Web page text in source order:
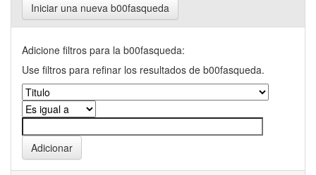
Iniciar una nueva b00fasqueda
Adicione filtros para la b00fasqueda:
Use filtros para refinar los resultados de b00fasqueda.